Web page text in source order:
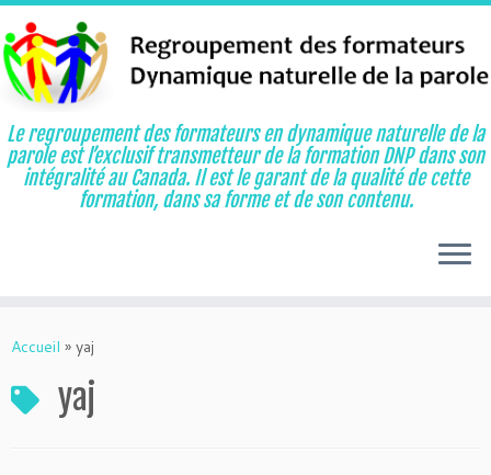
au
Le regroupement des formateurs en dynamique naturelle de la
parole est l’exclusif transmetteur de la formation DNP dans son
intégralité au Canada. Il est le garant de la qualité de cette
formation, dans sa forme et de son contenu.
Accueil » yaj
yaj